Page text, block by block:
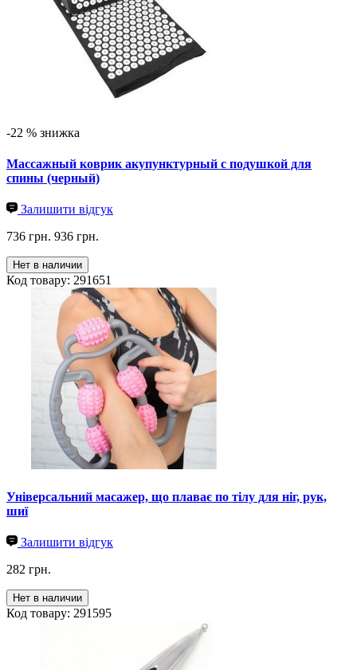
-22 % знижка
Массажный коврик акупунктурный с подушкой для
спины (черный)
Залишити відгук
736 грн. 936 грн.
Нет в наличии
Код товару: 291651
Універсальний масажер, що плаває по тілу для ніг, рук,
шиї
Залишити відгук
282 грн.
Нет в наличии
Код товару: 291595